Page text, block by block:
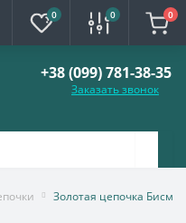
0 0 0
+38 (099) 781-38-35
Заказать звонок
Золотая цепочка